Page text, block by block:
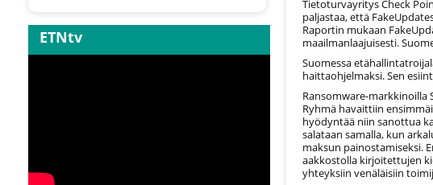
ETNtv
Tietoturvayritys Check
paljastaa, että
Raportin mukaan
maailmanlaajuisesti.
Suomessa
haittaohjelmaksi. Sen
Ransomware-markkinoilla
Ryhmä havaittiin
hyödyntää niin sanottua
salataan samalla, kun
maksun painostamiseksi.
aakkostolla kirjoitettujen
yhteyksiin venäläisiin